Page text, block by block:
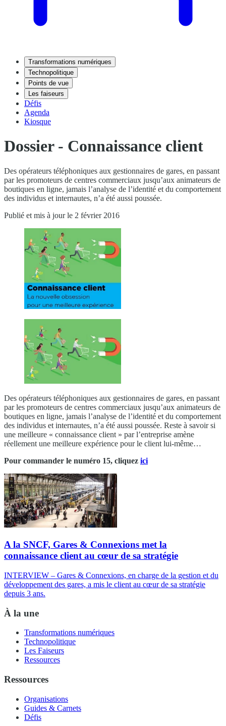
Transformations numériques
Technopolitique
Points de vue
Les faiseurs
Défis
Agenda
Kiosque
Dossier - Connaissance client
Des opérateurs téléphoniques aux gestionnaires de gares, en passant
par les promoteurs de centres commerciaux jusqu’aux animateurs de
boutiques en ligne, jamais l’analyse de l’identité et du comportement
des individus et internautes, n’a été aussi poussée.
Publié et mis à jour le 2 février 2016
Des opérateurs téléphoniques aux gestionnaires de gares, en passant
par les promoteurs de centres commerciaux jusqu’aux animateurs de
boutiques en ligne, jamais l’analyse de l’identité et du comportement
des individus et internautes, n’a été aussi poussée. Reste à savoir si
une meilleure « connaissance client » par l’entreprise amène
réellement une meilleure expérience pour le client lui-même…
Pour commander le numéro 15, cliquez ici
A la SNCF, Gares & Connexions met la
connaissance client au cœur de sa stratégie
INTERVIEW – Gares & Connexions, en charge de la gestion et du
développement des gares, a mis le client au cœur de sa stratégie
depuis 3 ans.
À la une
Transformations numériques
Technopolitique
Les Faiseurs
Ressources
Ressources
Organisations
Guides & Carnets
Défis